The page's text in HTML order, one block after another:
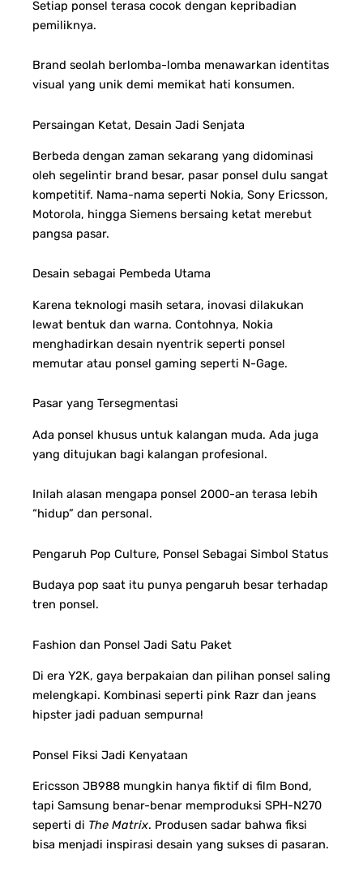
Setiap ponsel terasa cocok dengan kepribadian
pemiliknya.
Brand seolah berlomba-lomba menawarkan identitas
visual yang unik demi memikat hati konsumen.
Persaingan Ketat, Desain Jadi Senjata
Berbeda dengan zaman sekarang yang didominasi
oleh segelintir brand besar, pasar ponsel dulu sangat
kompetitif. Nama-nama seperti Nokia, Sony Ericsson,
Motorola, hingga Siemens bersaing ketat merebut
pangsa pasar.
Desain sebagai Pembeda Utama
Karena teknologi masih setara, inovasi dilakukan
lewat bentuk dan warna. Contohnya, Nokia
menghadirkan desain nyentrik seperti ponsel
memutar atau ponsel gaming seperti N-Gage.
Pasar yang Tersegmentasi
Ada ponsel khusus untuk kalangan muda. Ada juga
yang ditujukan bagi kalangan profesional.
Inilah alasan mengapa ponsel 2000-an terasa lebih
“hidup” dan personal.
Pengaruh Pop Culture, Ponsel Sebagai Simbol Status
Budaya pop saat itu punya pengaruh besar terhadap
tren ponsel.
Fashion dan Ponsel Jadi Satu Paket
Di era Y2K, gaya berpakaian dan pilihan ponsel saling
melengkapi. Kombinasi seperti pink Razr dan jeans
hipster jadi paduan sempurna!
Ponsel Fiksi Jadi Kenyataan
Ericsson JB988 mungkin hanya fiktif di film Bond,
tapi Samsung benar-benar memproduksi SPH-N270
seperti di The Matrix. Produsen sadar bahwa fiksi
bisa menjadi inspirasi desain yang sukses di pasaran.